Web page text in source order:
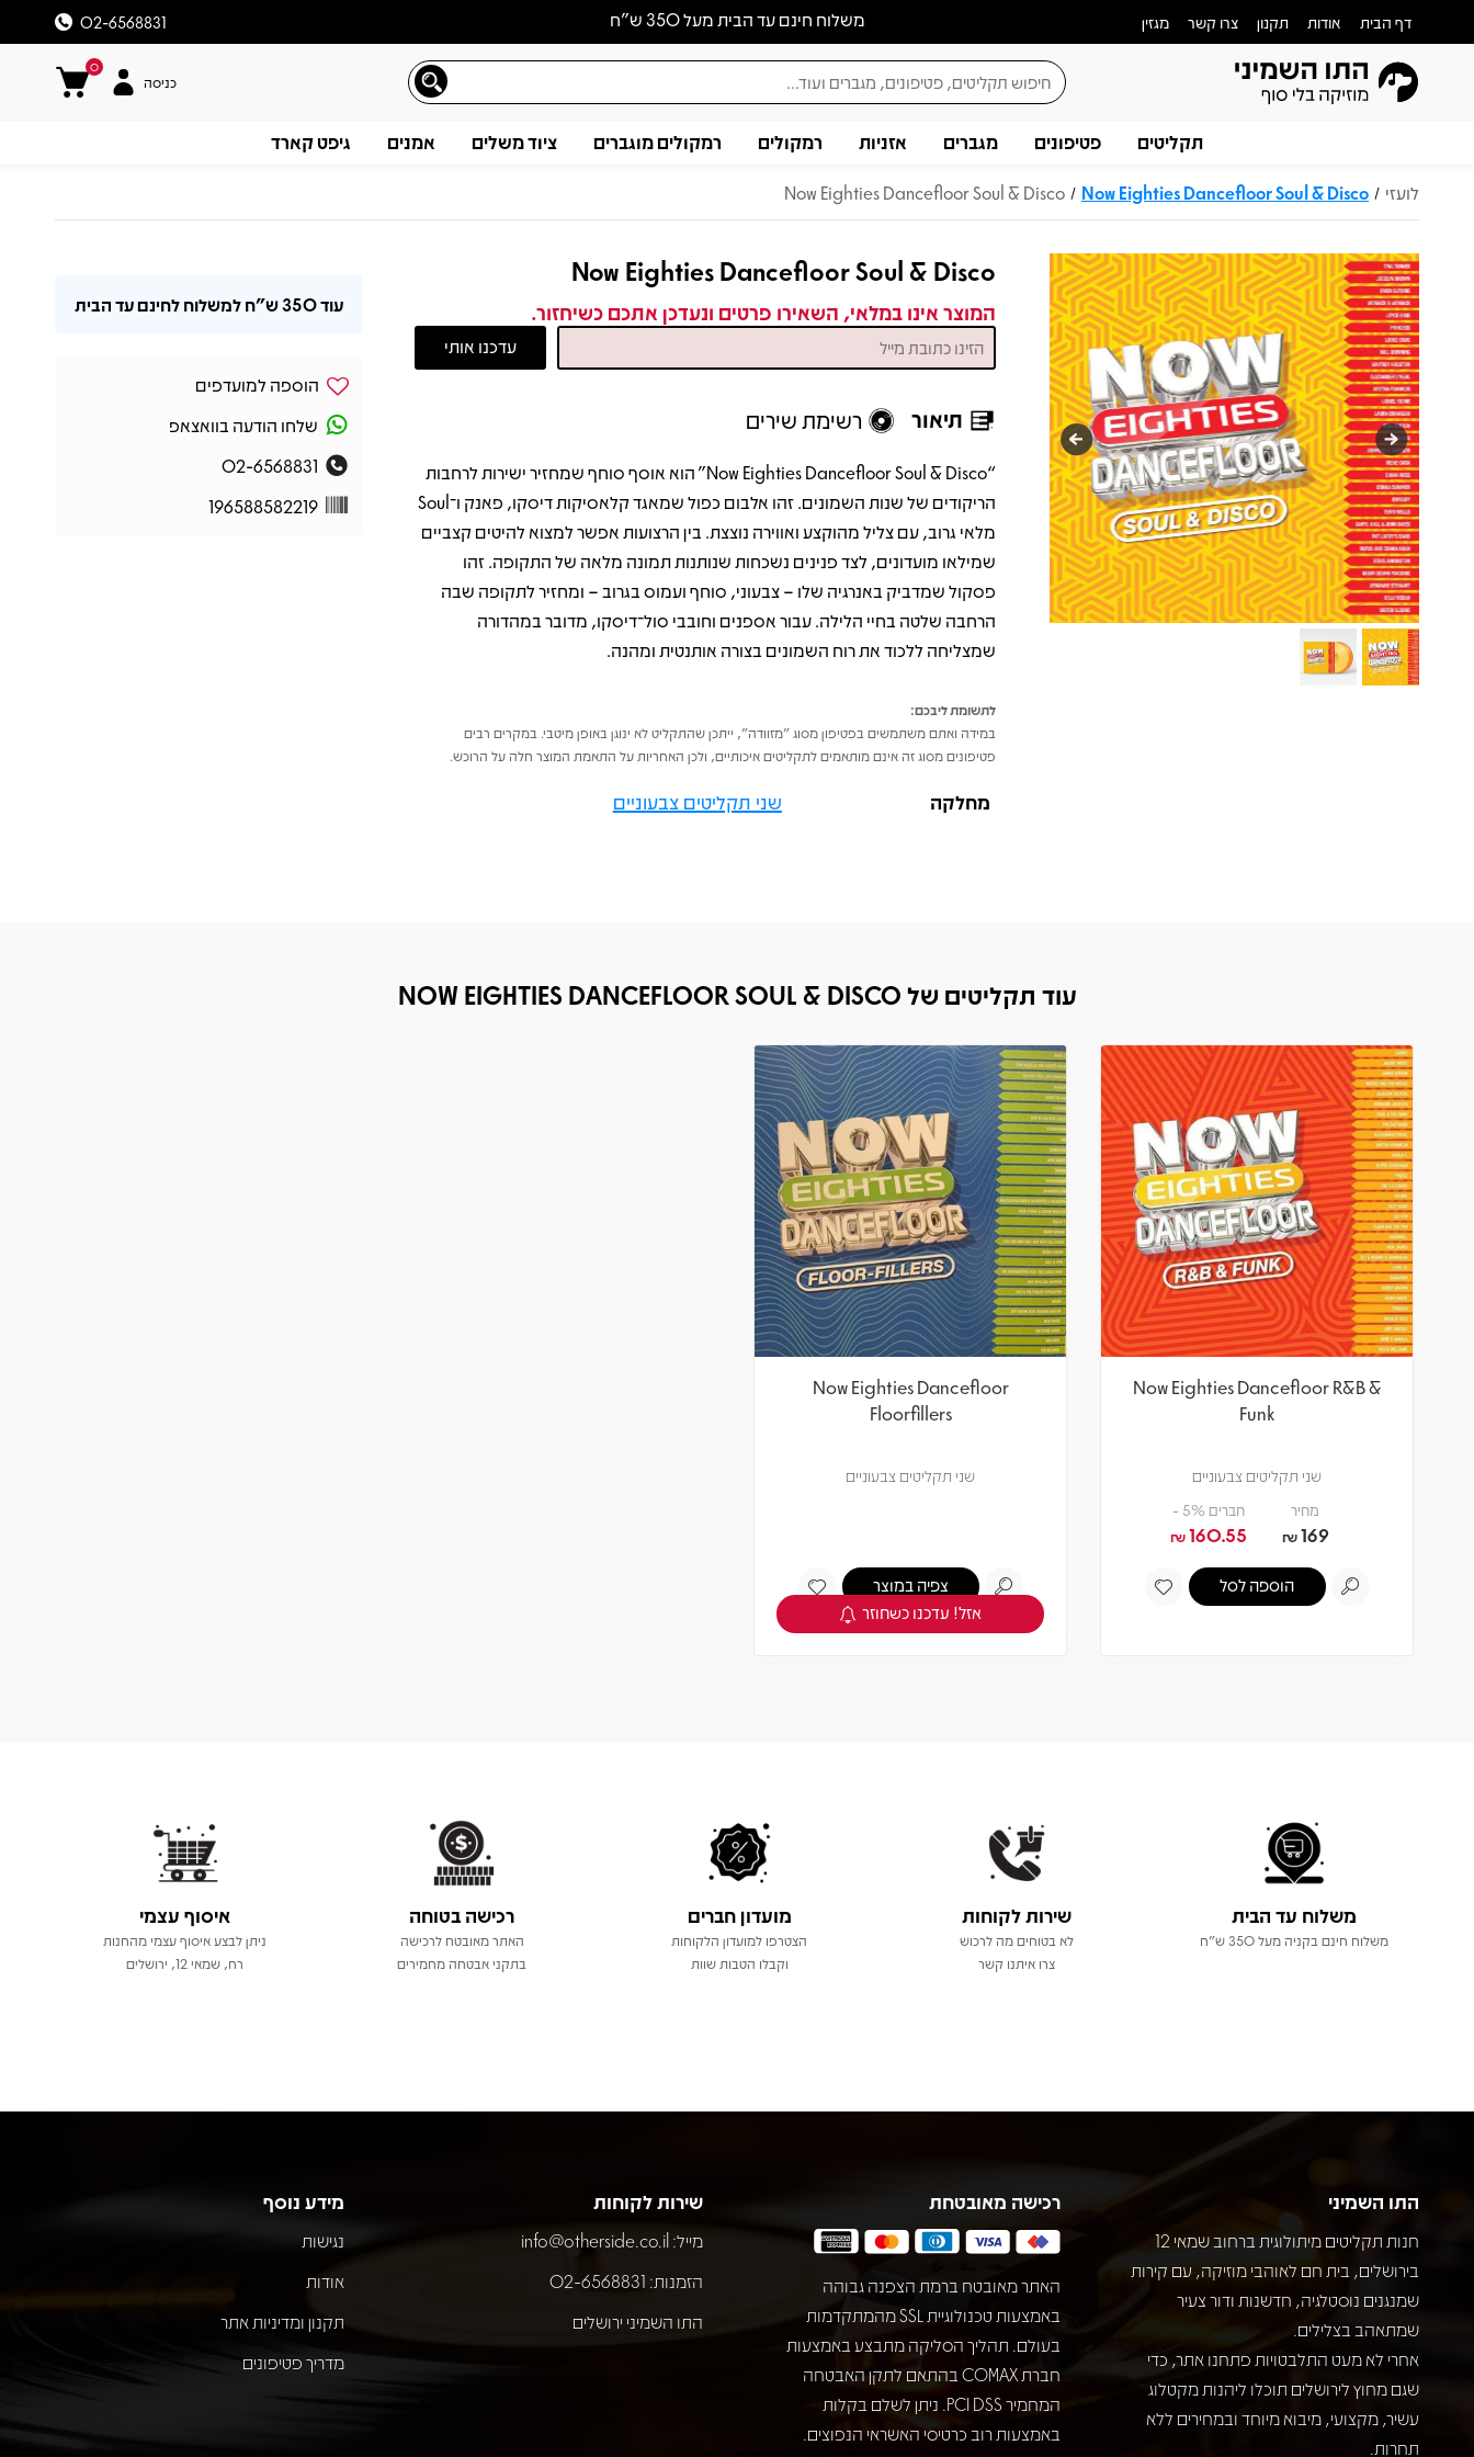
משלוח חינם עד הבית מעל 350 ש״ח דף הבית אודות תקנון צרו קשר מגזין 02-6568831
0
כניסה
תקליטים פטיפונים מגברים אזניות רמקולים רמקולים מוגברים ציוד משלים אמנים גיפט קארד
לועזי /
Now Eighties Dancefloor Soul & Disco
/
Now Eighties Dancefloor Soul & Disco
Now Eighties Dancefloor Soul & Disco
המוצר אינו במלאי, השאירו פרטים ונעדכן אתכם כשיחזור.
תיאור רשימת שירים
תיאור
“Now Eighties Dancefloor Soul & Disco” הוא אוסף סוחף שמחזיר ישירות לרחבות
הריקודים של שנות השמונים. זהו אלבום כפול שמאגד קלאסיקות דיסקו, פאנק ו־Soul
מלאי גרוב, עם צליל מהוקצע ואווירה נוצצת. בין הרצועות אפשר למצוא להיטים קצביים
שמילאו מועדונים, לצד פנינים נשכחות שנותנות תמונה מלאה של התקופה. זהו
פסקול שמדביק באנרגיה שלו – צבעוני, סוחף ועמוס בגרוב – ומחזיר לתקופה שבה
הרחבה שלטה בחיי הלילה. עבור אספנים וחובבי סול־דיסקו, מדובר במהדורה
שמצליחה ללכוד את רוח השמונים בצורה אותנטית ומהנה.
לתשומת ליבכם:
במידה ואתם משתמשים בפטיפון מסוג "מזוודה", ייתכן שהתקליט לא ינוגן באופן מיטבי. במקרים רבים
פטיפונים מסוג זה אינם מותאמים לתקליטים איכותיים, ולכן האחריות על התאמת המוצר חלה על הרוכש.
מחלקה שני תקליטים צבעוניים
עוד350 ש"ח למשלוח לחינם עד הבית
הוספה למועדפים
שלחו הודעה בוואצאפ
02-6568831
196588582219
עוד תקליטים של NOW EIGHTIES DANCEFLOOR SOUL & DISCO
Now Eighties Dancefloor R&B &
Funk
שני תקליטים צבעוניים
מחיר
169
₪
חברים 5% -
160.55
₪
הוספה לסל
Now Eighties Dancefloor
Floorfillers
שני תקליטים צבעוניים
צפיה במוצר
אזל! עדכנו כשחוזר
משלוח עד הבית
משלוח חינם בקניה מעל 350 ש"ח
שירות לקוחות
לא בטוחים מה לרכוש
צרו איתנו קשר
מועדון חברים
הצטרפו למועדון הלקוחות
וקבלו הטבות שוות
רכישה בטוחה
האתר מאובטח לרכישה
בתקני אבטחה מחמירים
איסוף עצמי
ניתן לבצע איסוף עצמי מהחנות
רח, שמאי 12, ירושלים
התו השמיני
חנות תקליטים מיתולוגית ברחוב שמאי 12
בירושלים, בית חם לאוהבי מוזיקה, עם קירות
שמנגנים נוסטלגיה, חדשנות ודור צעיר
שמתאהב בצלילים.
אחרי לא מעט התלבטויות פתחנו אתר, כדי
שגם מחוץ לירושלים תוכלו ליהנות מקטלוג
עשיר, מקצועי, מיבוא מיוחד ובמחירים ללא
תחרות.
רכישה מאובטחת
האתר מאובטח ברמת הצפנה גבוהה
באמצעות טכנולוגיית SSL מהמתקדמות
בעולם. תהליך הסליקה מתבצע באמצעות
חברת COMAX בהתאם לתקן האבטחה
המחמיר PCI DSS. ניתן לשלם בקלות
באמצעות רוב כרטיסי האשראי הנפוצים.
שירות לקוחות
מייל: info@otherside.co.il
הזמנות: 02-6568831
התו השמיני ירושלים
מידע נוסף
נגישות
אודות
תקנון ומדיניות אתר
מדריך פטיפונים